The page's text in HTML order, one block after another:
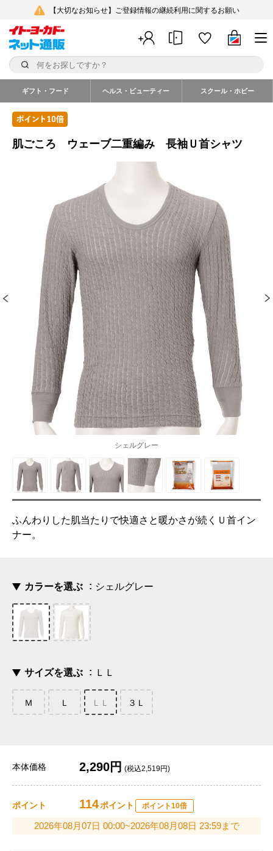
【大切なお知らせ】ご登録情報の継続利用に関するお願い
ギフト・フード ヘルス・ビューティー スクール・ホビー
肌ごころ ウェーブ二重編み 長袖Ｕ首シャツ
シェルグレー
ふんわりした肌当たりで快適さと暖かさが続くＵ首イン
ナー。
カラーを選ぶ シェルグレー
サイズを選ぶ ＬＬ
Ｍ Ｌ ＬＬ ３Ｌ
本体価格 2,290円 (税込2,519円)
ポイント 114ポイント ポイント10倍
2026年08月07日 00:00~2026年08月08日 23:59まで